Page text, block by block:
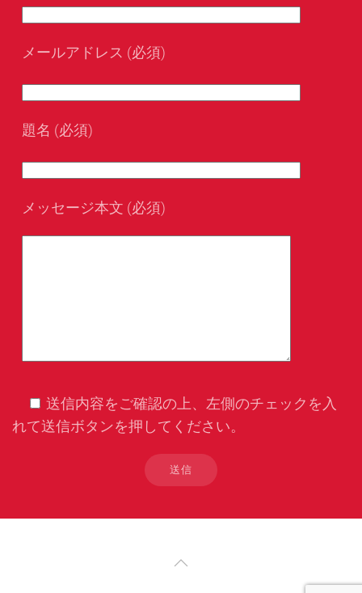
メールアドレス (必須)
題名 (必須)
メッセージ本文 (必須)
送信内容をご確認の上、左側のチェックを入
れて送信ボタンを押してください。